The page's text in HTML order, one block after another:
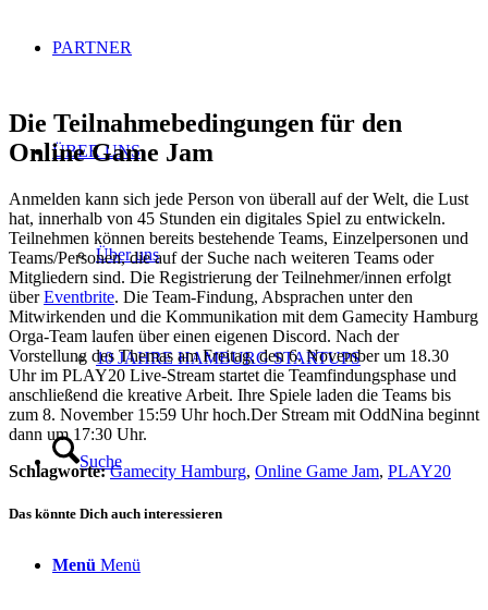
PARTNER
ÜBER UNS
Über uns
10 JAHRE HAMBURG STARTUPS
Suche
Menü Menü
Die Teilnahmebedingungen für den
Online Game Jam
Anmelden kann sich jede Person von überall auf der Welt, die Lust
hat, innerhalb von 45 Stunden ein digitales Spiel zu entwickeln.
Teilnehmen können bereits bestehende Teams, Einzelpersonen und
Teams/Personen, die auf der Suche nach weiteren Teams oder
Mitgliedern sind. Die Registrierung der Teilnehmer/innen erfolgt
überEventbrite. Die Team-Findung, Absprachen unter den
Mitwirkenden und die Kommunikation mit dem Gamecity Hamburg
Orga-Team laufen über einen eigenen Discord. Nach der
Vorstellung des Themas am Freitag, den 6. November um 18.30
Uhr im PLAY20 Live-Stream startet die Teamfindungsphase und
anschließend die kreative Arbeit. Ihre Spiele laden die Teams bis
zum 8. November 15:59 Uhr hoch.Der Stream mit OddNina beginnt
dann um 17:30 Uhr.
Schlagworte: Gamecity Hamburg, Online Game Jam, PLAY20
Das könnte Dich auch interessieren